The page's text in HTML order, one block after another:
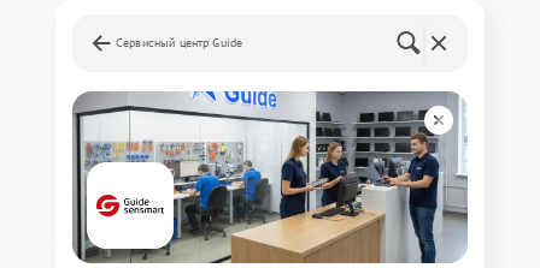
Сервисный центр Guide